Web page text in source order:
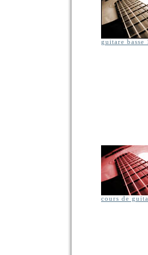
guitare basse
cours de